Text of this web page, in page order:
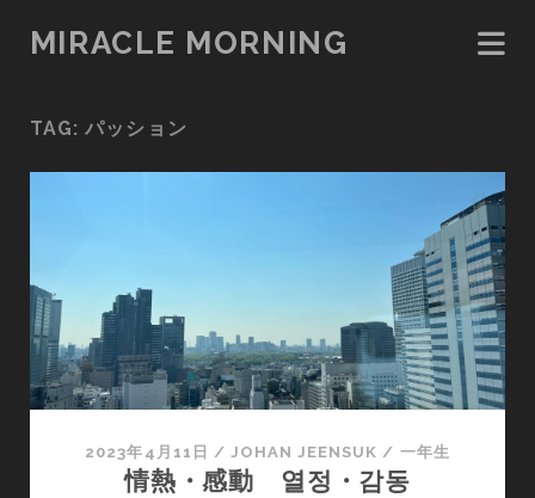
MIRACLE MORNING
TAG: パッション
2023年4月11日 / JOHAN JEENSUK / 一年生
情熱・感動 열정・감동